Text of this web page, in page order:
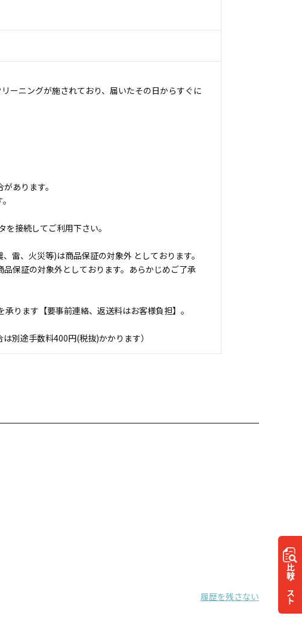
比較
リスト
ーニングが施されており、届いたその日からすぐに
あります。
接続してご利用下さい。
雷、火災等)は商品保証の対象外 としております。
保証の対象外としております。あらかじめご了承
ります【要事前連絡、返送料はお客様負担】。
別途手数料400円(税抜)かかります）
履歴を残さない